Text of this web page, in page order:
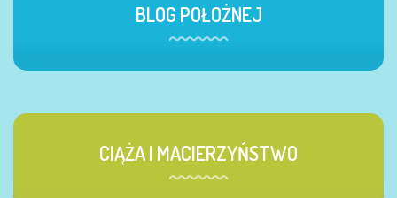
BLOG POŁOŻNEJ
CIĄŻA I MACIERZYŃSTWO